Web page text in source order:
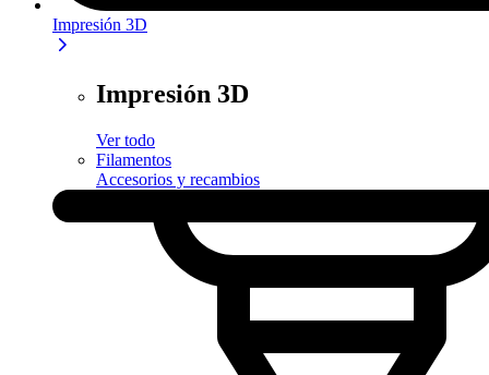
Impresión 3D
Impresión 3D
Ver todo
Filamentos
Accesorios y recambios